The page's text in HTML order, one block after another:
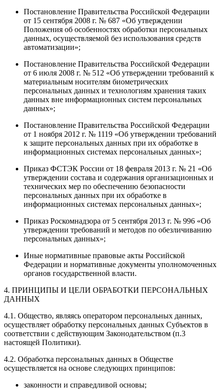
Постановление Правительства Российской Федерации
от 15 сентября 2008 г. № 687 «Об утверждении
Положения об особенностях обработки персональных
данных, осуществляемой без использования средств
автоматизации»;
Постановление Правительства Российской Федерации
от 6 июля 2008 г. № 512 «Об утверждении требований к
материальным носителям биометрических
персональных данных и технологиям хранения таких
данных вне информационных систем персональных
данных»;
Постановление Правительства Российской Федерации
от 1 ноября 2012 г. № 1119 «Об утверждении требований
к защите персональных данных при их обработке в
информационных системах персональных данных»;
Приказ ФСТЭК России от 18 февраля 2013 г. № 21 «Об
утверждении состава и содержания организационных и
технических мер по обеспечению безопасности
персональных данных при их обработке в
информационных системах персональных данных»;
Приказ Роскомнадзора от 5 сентября 2013 г. № 996 «Об
утверждении требований и методов по обезличиванию
персональных данных»;
Иные нормативные правовые акты Российской
Федерации и нормативные документы уполномоченных
органов государственной власти.
4. ПРИНЦИПЫ И ЦЕЛИ ОБРАБОТКИ ПЕРСОНАЛЬНЫХ
ДАННЫХ
4.1. Общество, являясь оператором персональных данных,
осуществляет обработку персональных данных Субъектов в
соответствии с действующим Законодательством (п.3
настоящей Политики).
4.2. Обработка персональных данных в Обществе
осуществляется на основе следующих принципов:
законности и справедливой основы;